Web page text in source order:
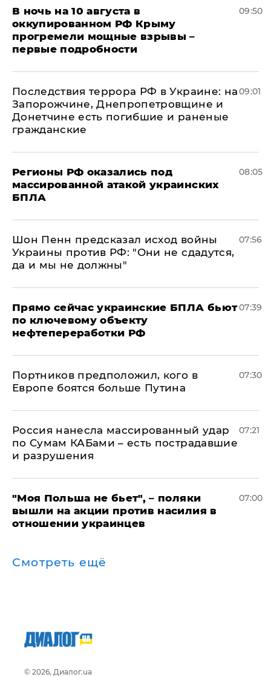
В ночь на 10 августа в
оккупированном РФ Крыму
прогремели мощные взрывы –
первые подробности
09:50
Последствия террора РФ в Украине: на
Запорожчине, Днепропетровщине и
Донетчине есть погибшие и раненые
гражданские
09:01
Регионы РФ оказались под
массированной атакой украинских
БПЛА
08:05
Шон Пенн предсказал исход войны
Украины против РФ: "Они не сдадутся,
да и мы не должны"
07:56
Прямо сейчас украинские БПЛА бьют
по ключевому объекту
нефтепереработки РФ
07:39
Портников предположил, кого в
Европе боятся больше Путина
07:30
Россия нанесла массированный удар
по Сумам КАБами – есть пострадавшие
и разрушения
07:21
"Моя Польша не бьет", – поляки
вышли на акции против насилия в
отношении украинцев
07:00
Смотреть ещё
© 2026, Диалог.ua